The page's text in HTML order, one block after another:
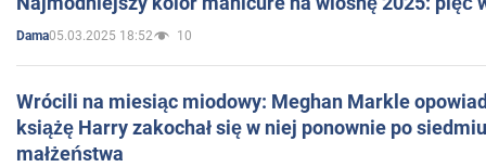
Dama05.03.2025 18:52 10
Wrócili na miesiąc miodowy: Meghan Markle
książę Harry zakochał się w niej ponownie po
małżeństwa